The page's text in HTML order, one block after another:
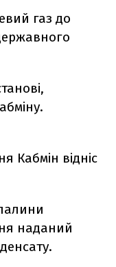
газ до
Кабмін відніс
наданий